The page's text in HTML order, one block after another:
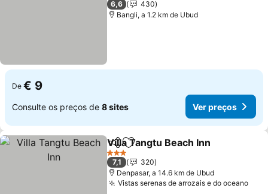
6,6
430
Bangli, a 1.2 km de Ubud
De € 9
Consulte os preços de 8 sites Ver preços
PartilharAdicionar aos favoritos
Villa Tangtu Beach Inn
3 Estrelas
7,1
320
Denpasar, a 14.6 km de Ubud
Vistas serenas de arrozais e do oceano